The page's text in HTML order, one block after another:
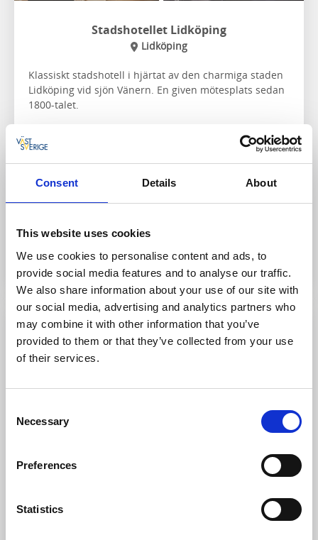
Consent Details About
This website uses cookies
We use cookies to personalise content and ads, to
provide social media features and to analyse our traffic.
We also share information about your use of our site with
our social media, advertising and analytics partners who
may combine it with other information that you’ve
provided to them or that they’ve collected from your use
of their services.
Selection
Necessary
Preferences
Statistics
Stadshotellet Lidköping
Lidköping
Klassiskt stadshotell i hjärtat av den charmiga staden
Lidköping vid sjön Vänern. En given mötesplats sedan
1800-talet.
Egen restaurang
Nära cykelledenVänerleden
NäraLäckö slott ochRörstrands museum
Till hemsidan